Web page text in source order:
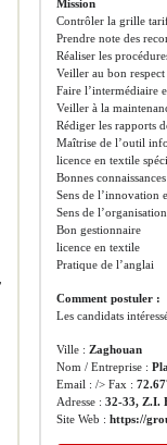
Mission
Contrôler la grille
Prendre note des
Réaliser les
Veiller au bon
Faire l’intermédiaire
Veiller à la
Rédiger les rapports
Maîtrise de l’outil
licence en textile
Bonnes
Sens de l’innovation
Sens de
Bon gestionnaire
licence en textile
Pratique de l’anglai
Comment postuler :
Les candidats
Ville :Zaghouan
Nom / Entreprise :
Email : /> Fax :
Adresse :32-33, Z.I.
Site Web :https://